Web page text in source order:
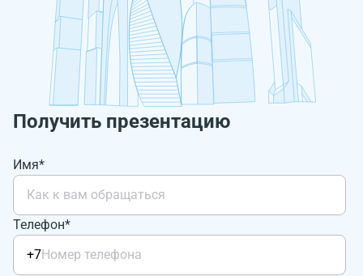
Получить презентацию
Имя*
Телефон*
+7